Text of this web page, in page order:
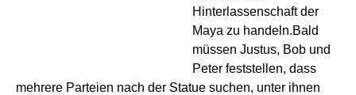
Hinterlassenschaft der
Maya zu handeln.Bald
müssen Justus, Bob und
Peter feststellen, dass
mehrere Parteien nach der Statue suchen, unter ihnen